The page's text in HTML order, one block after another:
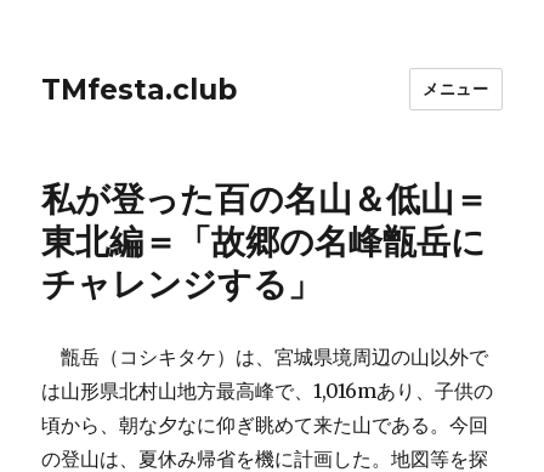
TMfesta.club メニュー
私が登った百の名山＆低山＝
東北編＝「故郷の名峰甑岳に
チャレンジする」
甑岳（コシキタケ）は、宮城県境周辺の山以外で
は山形県北村山地方最高峰で、1,016mあり、子供の
頃から、朝な夕なに仰ぎ眺めて来た山である。今回
の登山は、夏休み帰省を機に計画した。地図等を探